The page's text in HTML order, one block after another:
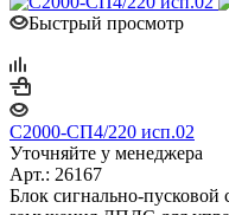
Быстрый просмотр
С2000-СП4/220 исп.02
Уточняйте у менеджера
Арт.: 26167
Блок сигнально-пусковой